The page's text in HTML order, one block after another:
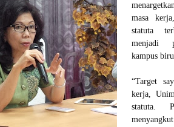
masa
statuta
menjadi
kampus
“Target
kerja,
statuta.